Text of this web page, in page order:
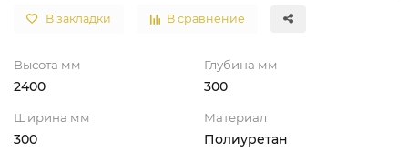
В закладки В сравнение
Высота мм
2400
Глубина мм
300
Ширина мм
300
Материал
Полиуретан